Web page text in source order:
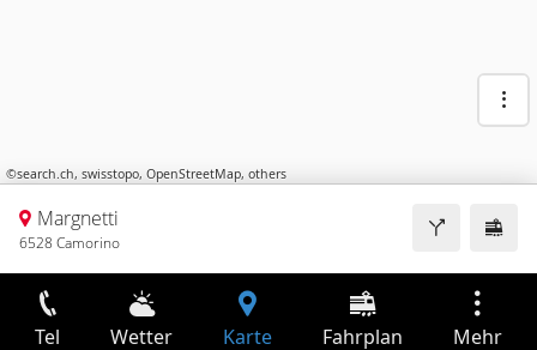
©search.ch, swisstopo, OpenStreetMap, others
Margnetti
6528 Camorino
Tel Wetter Karte Fahrplan Mehr